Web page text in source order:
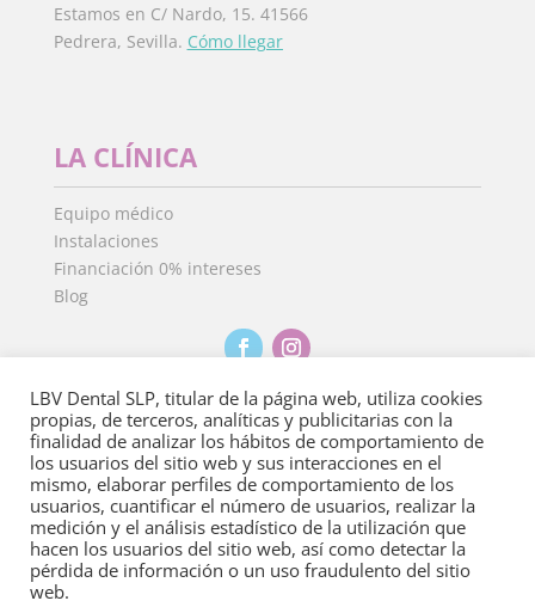
Estamos en C/ Nardo, 15. 41566
Pedrera, Sevilla. Cómo llegar
LA CLÍNICA
Equipo médico
Instalaciones
Financiación 0% intereses
Blog
Aviso Legal·Política de Privacidad·Política de
cookies
Copyright 2022©Clínica Dental Isdent. Todos los derechos
reservados.
LBV Dental SLP, titular de la página web, utiliza cookies
propias, de terceros, analíticas y publicitarias con la
finalidad de analizar los hábitos de comportamiento de
los usuarios del sitio web y sus interacciones en el
mismo, elaborar perfiles de comportamiento de los
usuarios, cuantificar el número de usuarios, realizar la
medición y el análisis estadístico de la utilización que
hacen los usuarios del sitio web, así como detectar la
pérdida de información o un uso fraudulento del sitio
web.